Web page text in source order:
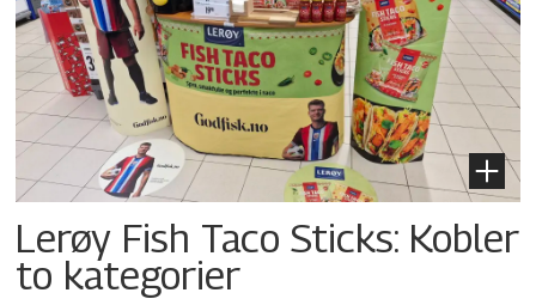
Lerøy Fish Taco Sticks: Kobler
to kategorier